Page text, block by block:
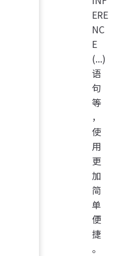
ERE
NC
E
(...)
语
句
等
，
使
用
更
加
简
单
便
捷
。